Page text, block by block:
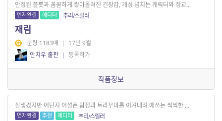
안정된 플롯과 꼼꼼하게 쌓아올려진 긴장감, 개성 넘치는 캐릭터와 정교...
연재완결 에디터 추리/스릴러
재림
분량 1183매 | 17년 9월
안치우 출판 | 등록작가
작품정보
잘생겼지만 어딘지 어설픈 탐정과 트라우마를 이겨내려 애쓰는 씩씩한 ...
연재완결 추천 에디터 추리/스릴러